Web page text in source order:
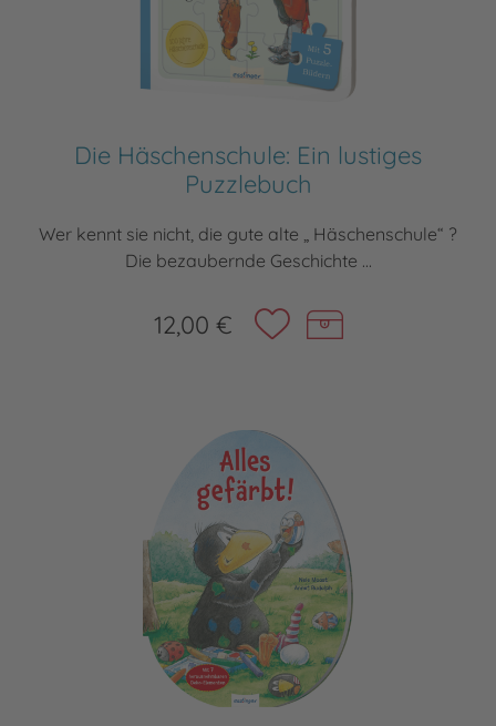
Die Häschenschule: Ein lustiges
Puzzlebuch
Wer kennt sie nicht, die gute alte „ Häschenschule“ ?
Die bezaubernde Geschichte ...
12,00 €